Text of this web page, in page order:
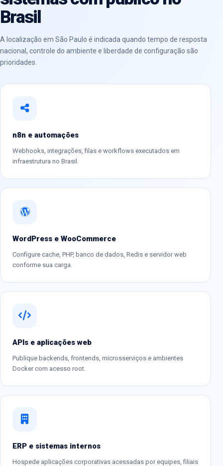
Brasil
A localização em São Paulo é indicada quando tempo de resposta
nacional, controle do ambiente e liberdade de configuração são
prioridades.
n8n e automações
Webhooks, integrações, filas e workflows executados em
infraestrutura no Brasil.
WordPress e WooCommerce
Configure cache, PHP, banco de dados, Redis e servidor web
conforme sua carga.
APIs e aplicações web
Publique backends, frontends, microsserviços e ambientes
Docker com acesso root.
ERP e sistemas internos
Hospede aplicações corporativas acessadas por equipes, filiais